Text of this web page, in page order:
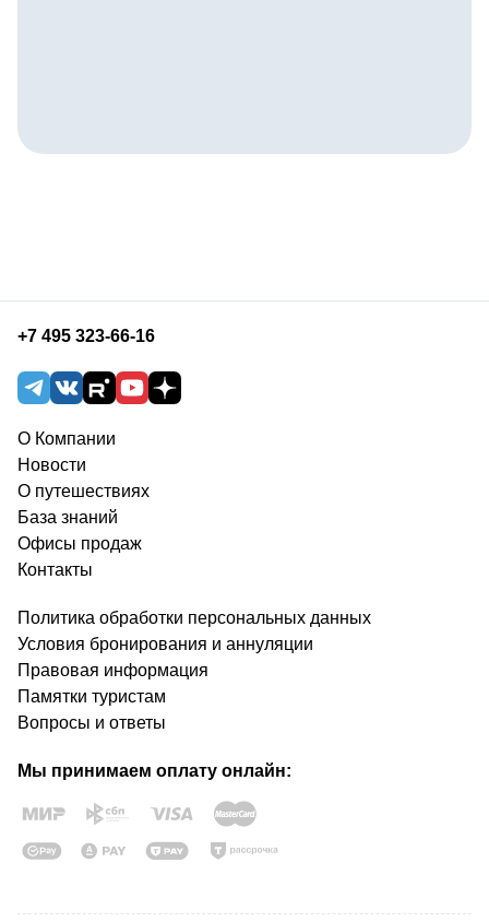
+7 495 323-66-16
О Компании
Новости
О путешествиях
База знаний
Офисы продаж
Контакты
Политика обработки персональных данных
Условия бронирования и аннуляции
Правовая информация
Памятки туристам
Вопросы и ответы
Мы принимаем оплату онлайн: